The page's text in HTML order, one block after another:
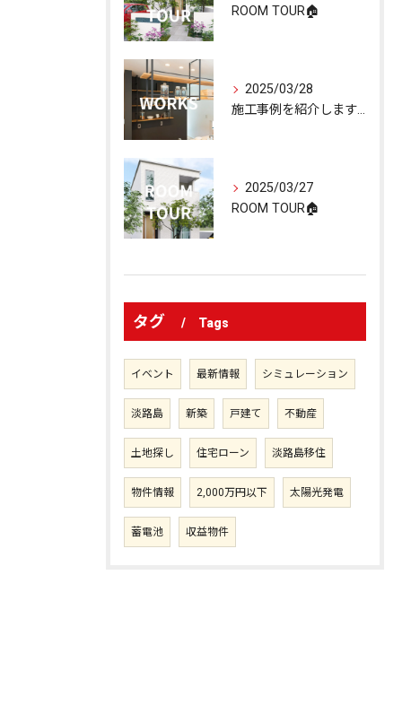
ROOM TOUR🏠
2025/03/28
施工事例を紹介します🏠
2025/03/27
ROOM TOUR🏠
タグ Tags
イベント 最新情報 シミュレーション
淡路島 新築 戸建て 不動産
土地探し 住宅ローン 淡路島移住
物件情報 2,000万円以下 太陽光発電
蓄電池 収益物件